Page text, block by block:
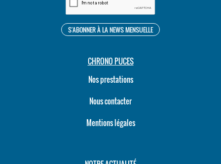
CHRONO PUCES
Nos prestations
Nous contacter
Mentions légales